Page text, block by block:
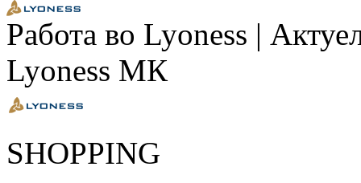
Работа во Lyoness |
Lyoness МК
SHOPPING